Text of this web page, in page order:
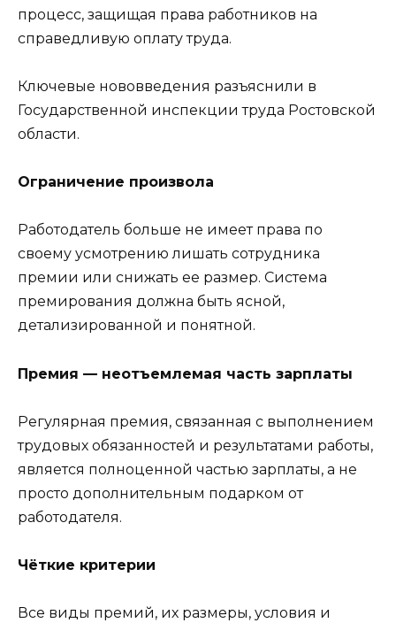
процесс, защищая права работников на
справедливую оплату труда.
Ключевые нововведения разъяснили в
Государственной инспекции труда Ростовской
области.
Ограничение произвола
Работодатель больше не имеет права по
своему усмотрению лишать сотрудника
премии или снижать ее размер. Система
премирования должна быть ясной,
детализированной и понятной.
Премия — неотъемлемая часть зарплаты
Регулярная премия, связанная с выполнением
трудовых обязанностей и результатами работы,
является полноценной частью зарплаты, а не
просто дополнительным подарком от
работодателя.
Чёткие критерии
Все виды премий, их размеры, условия и